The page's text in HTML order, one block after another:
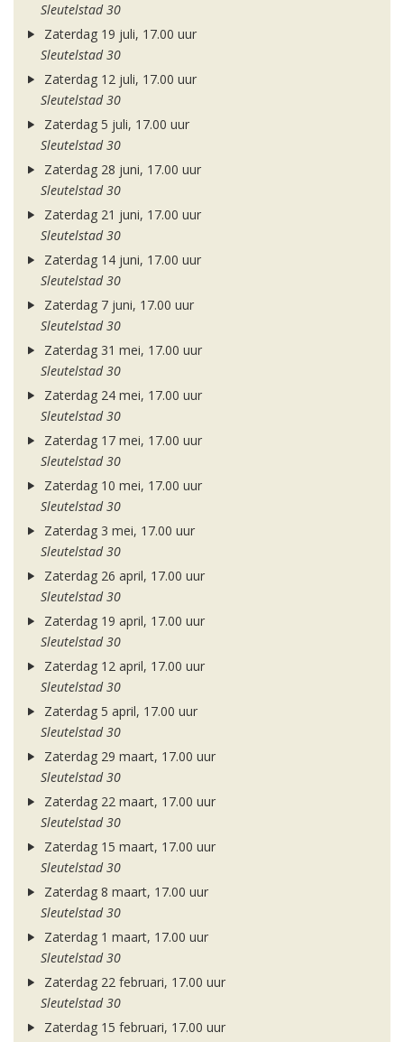
Sleutelstad 30
Zaterdag 19 juli, 17.00 uur
Sleutelstad 30
Zaterdag 12 juli, 17.00 uur
Sleutelstad 30
Zaterdag 5 juli, 17.00 uur
Sleutelstad 30
Zaterdag 28 juni, 17.00 uur
Sleutelstad 30
Zaterdag 21 juni, 17.00 uur
Sleutelstad 30
Zaterdag 14 juni, 17.00 uur
Sleutelstad 30
Zaterdag 7 juni, 17.00 uur
Sleutelstad 30
Zaterdag 31 mei, 17.00 uur
Sleutelstad 30
Zaterdag 24 mei, 17.00 uur
Sleutelstad 30
Zaterdag 17 mei, 17.00 uur
Sleutelstad 30
Zaterdag 10 mei, 17.00 uur
Sleutelstad 30
Zaterdag 3 mei, 17.00 uur
Sleutelstad 30
Zaterdag 26 april, 17.00 uur
Sleutelstad 30
Zaterdag 19 april, 17.00 uur
Sleutelstad 30
Zaterdag 12 april, 17.00 uur
Sleutelstad 30
Zaterdag 5 april, 17.00 uur
Sleutelstad 30
Zaterdag 29 maart, 17.00 uur
Sleutelstad 30
Zaterdag 22 maart, 17.00 uur
Sleutelstad 30
Zaterdag 15 maart, 17.00 uur
Sleutelstad 30
Zaterdag 8 maart, 17.00 uur
Sleutelstad 30
Zaterdag 1 maart, 17.00 uur
Sleutelstad 30
Zaterdag 22 februari, 17.00 uur
Sleutelstad 30
Zaterdag 15 februari, 17.00 uur